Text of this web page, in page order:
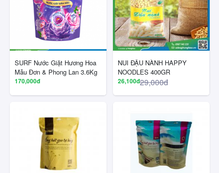
SURF Nước Giặt Hương Hoa
Mẫu Đơn & Phong Lan 3.6Kg
170,000đ
NUI ĐẬU NÀNH HAPPY
NOODLES 400GR
26,100đ29,000đ